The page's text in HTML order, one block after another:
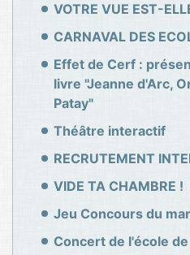
VOTRE VUE EST-
CARNAVAL DES
Effet de Cerf :
livre "Jeanne d'Arc,
Patay"
Théâtre interactif
RECRUTEMENT
VIDE TA CHAMBRE !
Jeu Concours du
Concert de l'école